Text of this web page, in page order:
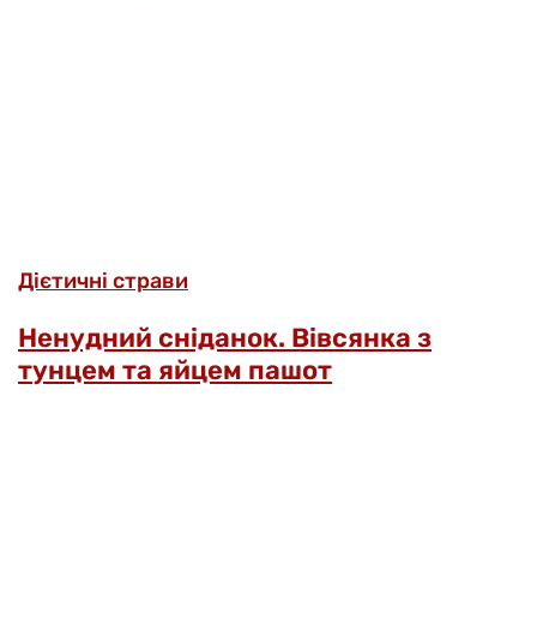
Дієтичні страви
Ненудний сніданок. Вівсянка з
тунцем та яйцем пашот